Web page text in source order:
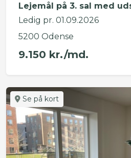
Lejemål på 3. sal med
Ledig pr. 01.09.2026
5200 Odense
9.150 kr./md.
Se på kort